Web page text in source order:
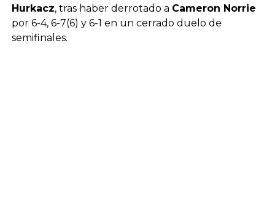
Hurkacz, tras haber derrotado a Cameron Norrie
por 6-4, 6-7(6) y 6-1 en un cerrado duelo de
semifinales.